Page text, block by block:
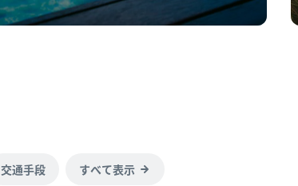
交通手段 すべて表示